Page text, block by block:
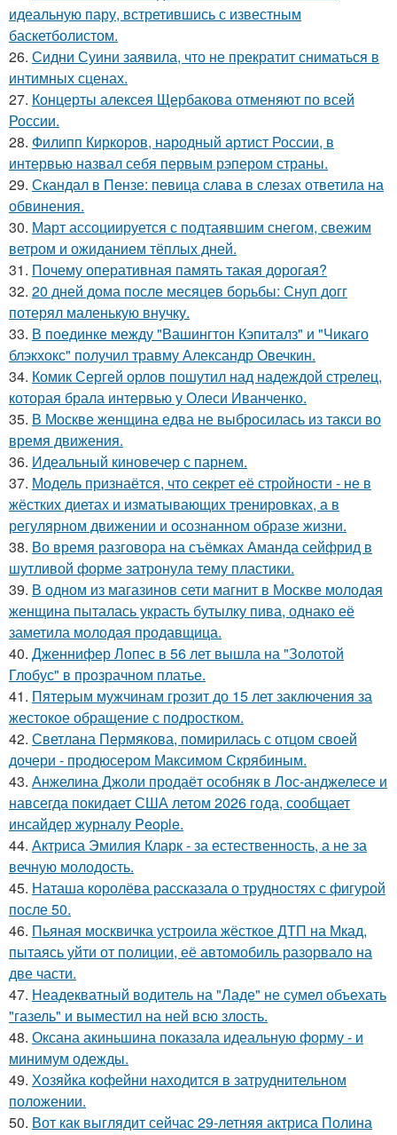
идеальную пару, встретившись с известным
баскетболистом.
26. Сидни Суини заявила, что не прекратит сниматься в
интимных сценах.
27. Концерты алексея Щербакова отменяют по всей
России.
28. Филипп Киркоров, народный артист России, в
интервью назвал себя первым рэпером страны.
29. Скандал в Пензе: певица слава в слезах ответила на
обвинения.
30. Март ассоциируется с подтаявшим снегом, свежим
ветром и ожиданием тёплых дней.
31. Почему оперативная память такая дорогая?
32. 20 дней дома после месяцев борьбы: Снуп догг
потерял маленькую внучку.
33. В поединке между "Вашингтон Кэпиталз" и "Чикаго
блэкхокс" получил травму Александр Овечкин.
34. Комик Сергей орлов пошутил над надеждой стрелец,
которая брала интервью у Олеси Иванченко.
35. В Москве женщина едва не выбросилась из такси во
время движения.
36. Идеальный киновечер с парнем.
37. Модель признаётся, что секрет её стройности - не в
жёстких диетах и изматывающих тренировках, а в
регулярном движении и осознанном образе жизни.
38. Во время разговора на съёмках Аманда сейфрид в
шутливой форме затронула тему пластики.
39. В одном из магазинов сети магнит в Москве молодая
женщина пыталась украсть бутылку пива, однако её
заметила молодая продавщица.
40. Дженнифер Лопес в 56 лет вышла на "Золотой
Глобус" в прозрачном платье.
41. Пятерым мужчинам грозит до 15 лет заключения за
жестокое обращение с подростком.
42. Светлана Пермякова, помирилась с отцом своей
дочери - продюсером Максимом Скрябиным.
43. Анжелина Джоли продаёт особняк в Лос-анджелесе и
навсегда покидает США летом 2026 года, сообщает
инсайдер журналу People.
44. Актриса Эмилия Кларк - за естественность, а не за
вечную молодость.
45. Наташа королёва рассказала о трудностях с фигурой
после 50.
46. Пьяная москвичка устроила жёсткое ДТП на Мкад,
пытаясь уйти от полиции, её автомобиль разорвало на
две части.
47. Неадекватный водитель на "Ладе" не сумел объехать
"газель" и выместил на ней всю злость.
48. Оксана акиньшина показала идеальную форму - и
минимум одежды.
49. Хозяйка кофейни находится в затруднительном
положении.
50. Вот как выглядит сейчас 29-летняя актриса Полина